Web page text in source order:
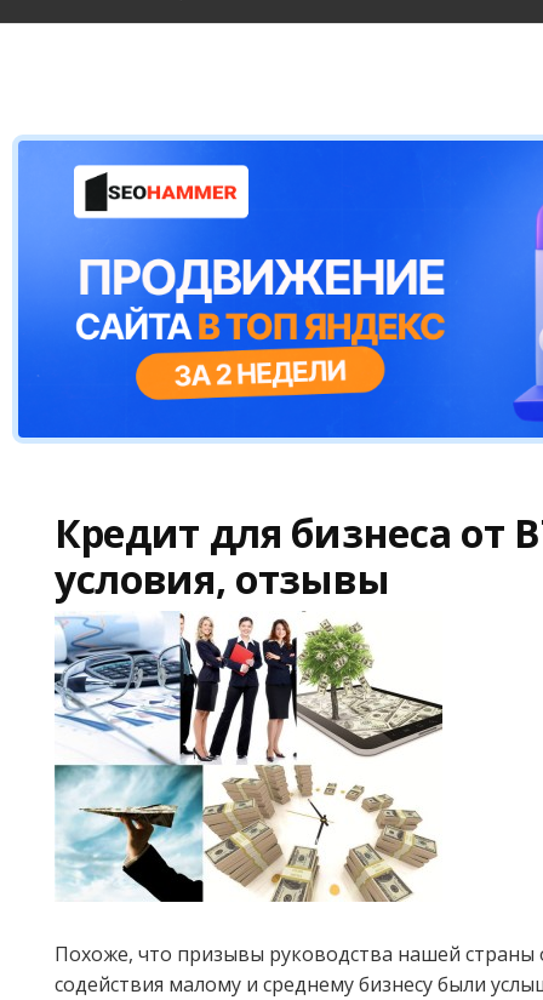
Кредит для бизнеса от
условия, отзывы
Похоже, что призывы руководства нашей страны
содействия малому и среднему бизнесу были